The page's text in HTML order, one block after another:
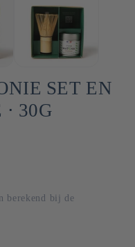
SET EN
30G
berekend bij de